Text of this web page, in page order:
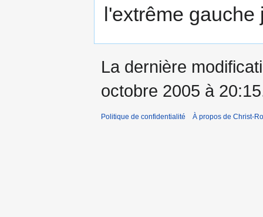
l'extrême
La dernière
octobre 2005 à
Politique de confidentialité À propos de Christ-